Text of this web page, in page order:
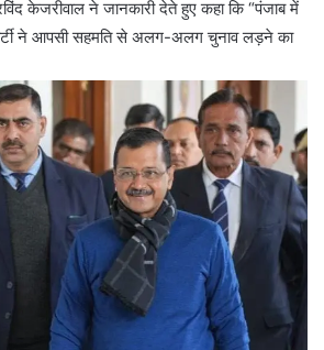
केजरीवाल ने जानकारी देते हुए कहा कि “पंजाब में
ने आपसी सहमति से अलग-अलग चुनाव लड़ने का